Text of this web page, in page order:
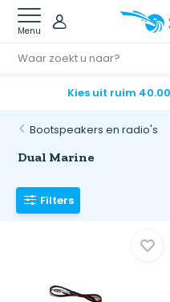
Menu
Kies uit ruim
Bootspeakers en radio's
Dual Marine
Filters